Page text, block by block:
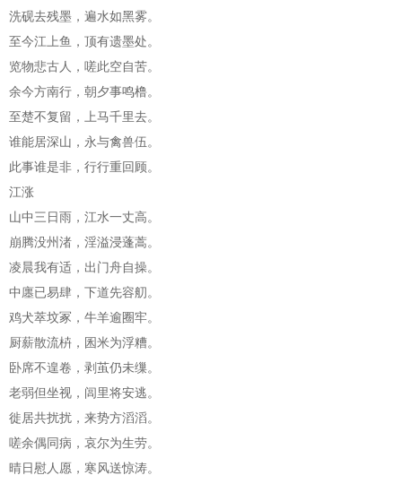
洗砚去残墨，遍水如黑雾。
至今江上鱼，顶有遗墨处。
览物悲古人，嗟此空自苦。
余今方南行，朝夕事鸣橹。
至楚不复留，上马千里去。
谁能居深山，永与禽兽伍。
此事谁是非，行行重回顾。
江涨
山中三日雨，江水一丈高。
崩腾没州渚，淫溢浸蓬蒿。
凌晨我有适，出门舟自操。
中廛已易肆，下道先容舠。
鸡犬萃坟冢，牛羊逾圈牢。
厨薪散流枿，囷米为浮糟。
卧席不遑卷，剥茧仍未缫。
老弱但坐视，闾里将安逃。
徙居共扰扰，来势方滔滔。
嗟余偶同病，哀尔为生劳。
晴日慰人愿，寒风送惊涛。